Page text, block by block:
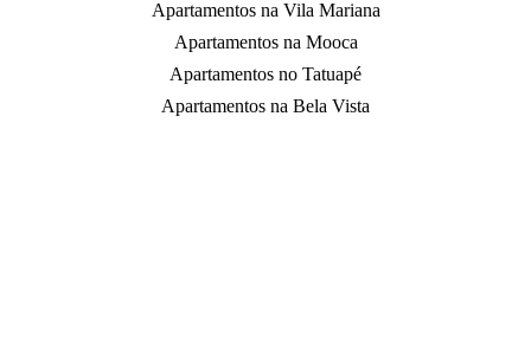
Apartamentos na Vila Mariana
Apartamentos na Mooca
Apartamentos no Tatuapé
Apartamentos na Bela Vista